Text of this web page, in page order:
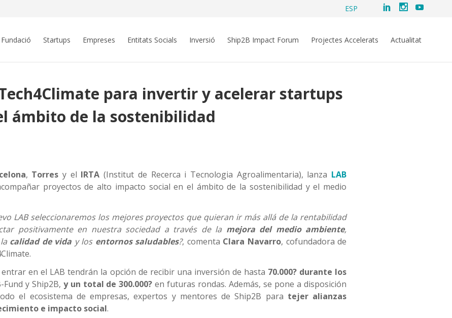
ESP
Startups Empreses Entitats Socials Inversió Ship2B Impact Forum Projectes Accelerats Actualitat
para invertir y acelerar startups
ámbito de la sostenibilidad
, Torres y el IRTA (Institut de Recerca i Tecnologia Agroalimentaria), lanza LAB
proyectos de alto impacto social en el ámbito de la sostenibilidad y el medio
LAB seleccionaremos los mejores proyectos que quieran ir más allá de la rentabilidad
positivamente en nuestra sociedad a través de la mejora del medio ambiente,
calidad de vida y los entornos saludables?, comenta Clara Navarro, cofundadora de
en el LAB tendrán la opción de recibir una inversión de hasta 70.000? durante los
y Ship2B, y un total de 300.000? en futuras rondas. Además, se pone a disposición
el ecosistema de empresas, expertos y mentores de Ship2B para tejer alianzas
e impacto social.